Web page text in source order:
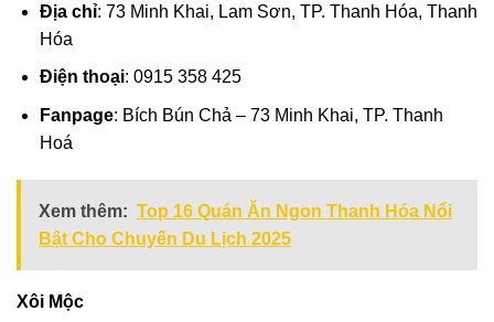
Địa chỉ: 73 Minh Khai, Lam Sơn, TP. Thanh Hóa, Thanh
Hóa
Điện thoại: 0915 358 425
Fanpage: Bích Bún Chả – 73 Minh Khai, TP. Thanh
Hoá
Xem thêm: Top 16 Quán Ăn Ngon Thanh Hóa Nổi
Bật Cho Chuyến Du Lịch 2025
Xôi Mộc